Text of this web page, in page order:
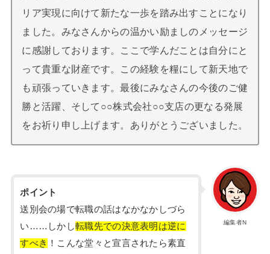
リア実現に向けて新たな一歩を踏み出すことになり
ました。みなさんからの温かい励ましのメッセージ
に感謝しております。ここで学んだことは自分にと
って貴重な財産です。この経験を糧にして新天地で
も頑張っていきます。最後にみなさんの今後のご健
勝と活躍、そして○○株式会社○○支店の更なる発展
をお祈り申し上げます。ありがとうございました。
編集者N
ポイント
送別会の場で転職の話はなかなかしづら
い……しかし転職先での決意表明は逆に
すべき ！こんな堂々と宣言されたら素直